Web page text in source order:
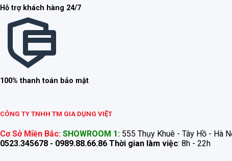
Hỗ trợ khách hàng 24/7
100% thanh toán bảo mật
CÔNG TY TNHH TM GIA DỤNG VIỆT
Cơ Sở Miền Bắc: SHOWROOM 1: 555 Thụy Khuê - Tây Hồ - Hà
0523.345678 - 0989.88.66.86 Thời gian làm việc: 8h - 22h